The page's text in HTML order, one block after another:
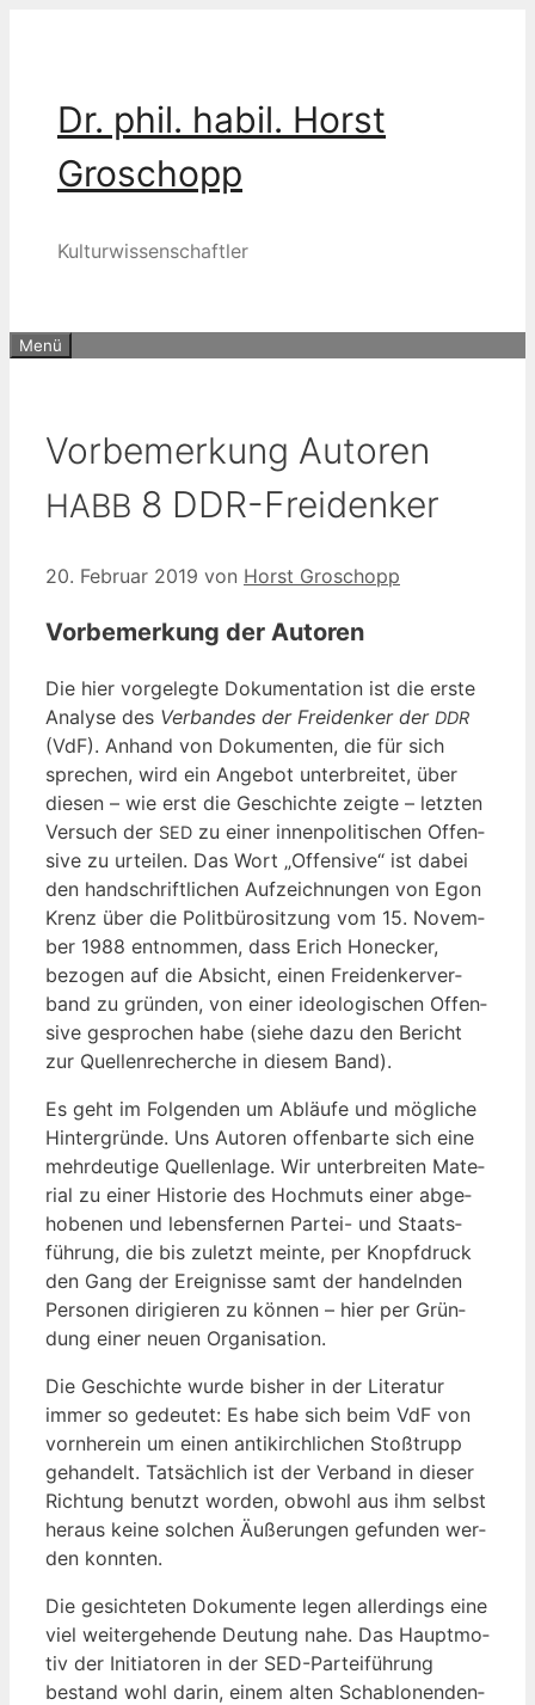
Dr. phil. habil. Horst
Groschopp
Kulturwissenschaftler
Menü
Vorbemerkung Autoren
HABB 8 DDR-Freidenker
20. Februar 2019 von Horst Groschopp
Vorbemerkung der Autoren
Die hier vor­ge­leg­te Doku­men­ta­ti­on ist die ers­te
Ana­ly­se des Ver­ban­des der Frei­den­ker der DDR
(VdF). Anhand von Doku­men­ten, die für sich
spre­chen, wird ein Ange­bot unter­brei­tet, über
die­sen – wie erst die Geschich­te zeig­te – letz­ten
Ver­such der SED zu einer innen­po­li­ti­schen Offen­
si­ve zu urtei­len. Das Wort „Offen­si­ve“ ist dabei
den hand­schrift­li­chen Auf­zeich­nun­gen von Egon
Krenz über die Polit­bü­ro­sit­zung vom 15. Novem­
ber 1988 ent­nom­men, dass Erich Hon­ecker,
bezo­gen auf die Absicht, einen Frei­den­ker­ver­
band zu grün­den, von einer ideo­lo­gi­schen Offen­
si­ve gespro­chen habe (sie­he dazu den Bericht
zur Quel­len­re­cher­che in die­sem Band).
Es geht im Fol­gen­den um Abläu­fe und mög­li­che
Hin­ter­grün­de. Uns Autoren offen­bar­te sich eine
mehr­deu­ti­ge Quel­len­la­ge. Wir unter­brei­ten Mate­
ri­al zu einer His­to­rie des Hoch­muts einer abge­
ho­be­nen und lebens­fer­nen Par­tei- und Staats­
füh­rung, die bis zuletzt mein­te, per Knopf­druck
den Gang der Ereig­nis­se samt der han­deln­den
Per­so­nen diri­gie­ren zu kön­nen – hier per Grün­
dung einer neu­en Organisation.
Die Geschich­te wur­de bis­her in der Lite­ra­tur
immer so gedeu­tet: Es habe sich beim VdF von
vorn­her­ein um einen anti­kirch­li­chen Stoß­trupp
gehan­delt. Tat­säch­lich ist der Ver­band in die­ser
Rich­tung benutzt wor­den, obwohl aus ihm selbst
her­aus kei­ne sol­chen Äuße­run­gen gefun­den wer­
den konnten.
Die gesich­te­ten Doku­men­te legen aller­dings eine
viel wei­ter­ge­hen­de Deu­tung nahe. Das Haupt­mo­
tiv der Initia­to­ren in der SED-Par­tei­füh­rung
bestand wohl dar­in, einem alten Scha­blo­nen­den­